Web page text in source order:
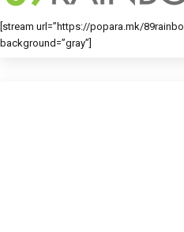
[stream url=”https://popara.mk/
background=”gray”]